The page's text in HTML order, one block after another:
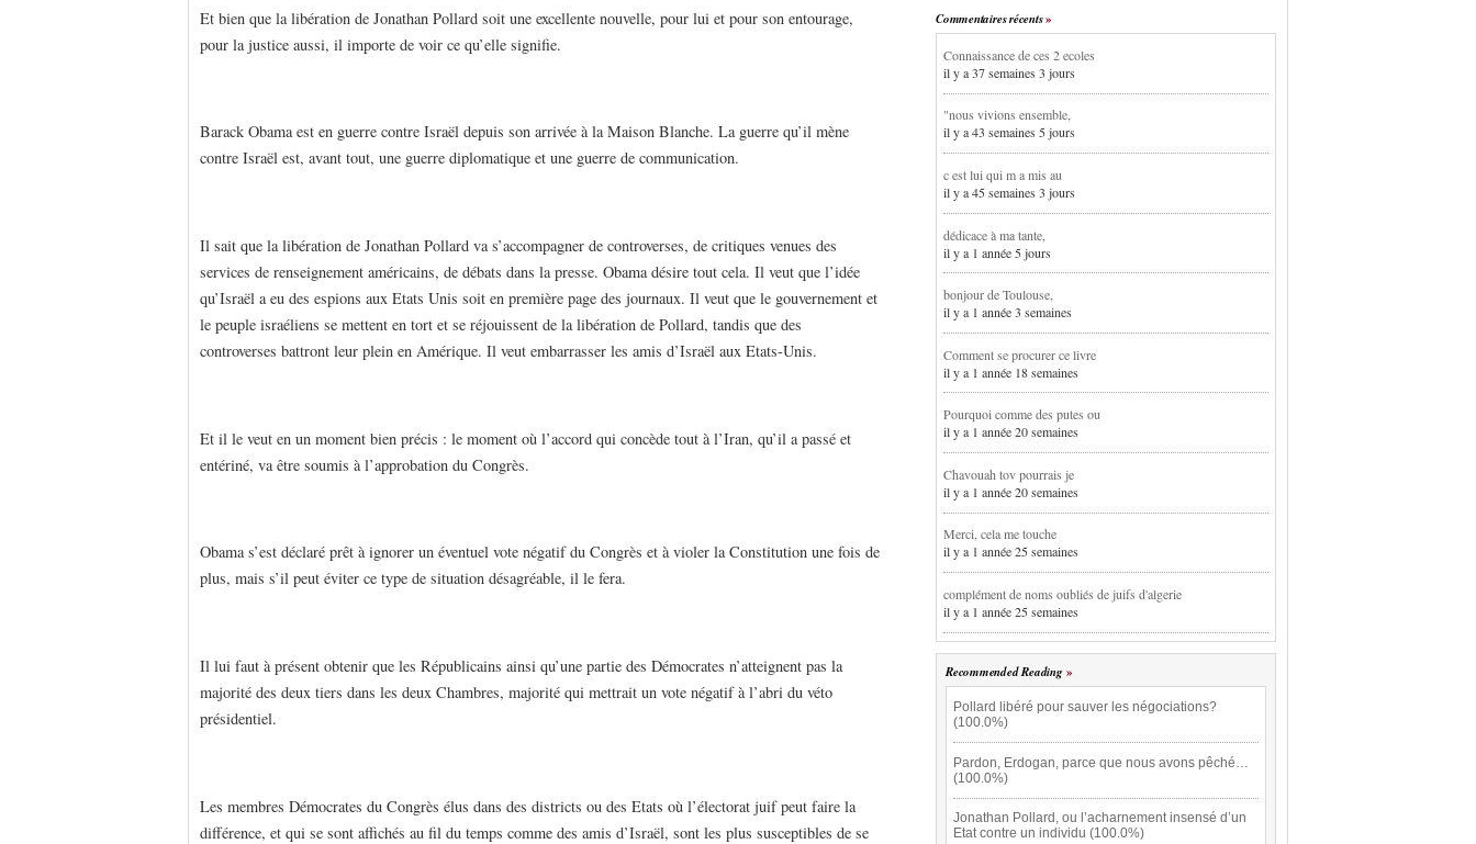
Et bien que la libération de Jonathan Pollard soit une excellente nouvelle, pour lui et pour son entourage,
pour la justice aussi, il importe de voir ce qu’elle signifie.
Barack Obama est en guerre contre Israël depuis son arrivée à la Maison Blanche. La guerre qu’il mène
contre Israël est, avant tout, une guerre diplomatique et une guerre de communication.
Il sait que la libération de Jonathan Pollard va s’accompagner de controverses, de critiques venues des
services de renseignement américains, de débats dans la presse. Obama désire tout cela. Il veut que l’idée
qu’Israël a eu des espions aux Etats Unis soit en première page des journaux. Il veut que le gouvernement et
le peuple israéliens se mettent en tort et se réjouissent de la libération de Pollard, tandis que des
controverses battront leur plein en Amérique. Il veut embarrasser les amis d’Israël aux Etats-Unis.
Et il le veut en un moment bien précis : le moment où l’accord qui concède tout à l’Iran, qu’il a passé et
entériné, va être soumis à l’approbation du Congrès.
Obama s’est déclaré prêt à ignorer un éventuel vote négatif du Congrès et à violer la Constitution une fois de
plus, mais s’il peut éviter ce type de situation désagréable, il le fera.
Il lui faut à présent obtenir que les Républicains ainsi qu’une partie des Démocrates n’atteignent pas la
majorité des deux tiers dans les deux Chambres, majorité qui mettrait un vote négatif à l’abri du véto
présidentiel.
Les membres Démocrates du Congrès élus dans des districts ou des Etats où l’électorat juif peut faire la
différence, et qui se sont affichés au fil du temps comme des amis d’Israël, sont les plus susceptibles de se
Commentaires récents
Connaissance de ces 2 ecoles
il y a 37 semaines 3 jours
"nous vivions ensemble,
il y a 43 semaines 5 jours
c est lui qui m a mis au
il y a 45 semaines 3 jours
dédicace à ma tante,
il y a 1 année 5 jours
bonjour de Toulouse,
il y a 1 année 3 semaines
Comment se procurer ce livre
il y a 1 année 18 semaines
Pourquoi comme des putes ou
il y a 1 année 20 semaines
Chavouah tov pourrais je
il y a 1 année 20 semaines
Merci, cela me touche
il y a 1 année 25 semaines
complément de noms oubliés de juifs d'algerie
il y a 1 année 25 semaines
Recommended Reading
Pollard libéré pour sauver les négociations?
(100.0%)
Pardon, Erdogan, parce que nous avons pêché…
(100.0%)
Jonathan Pollard, ou l’acharnement insensé d’un
Etat contre un individu (100.0%)